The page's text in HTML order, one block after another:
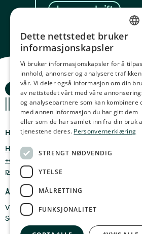
Les oppskrift
Ocean Stories
Hvor finner du oss
Holmen 4b, 9750 Honningsvåg, Norge
+47 47 99 00 95
post@oceanstories.no
Åpningstider
Vintersesong 1. nov - 30. april: Man - søn 10-16
Sommersesong 1. mai - 31. okt: Man - søn 10-
Privacy & Policy
Terms & conditions
NORWEGIAN
GERMAN
FRENCH
SPANISH
FINNISH
Dette nettstedet bruker
informasjonskapsler
Vi bruker informasjonskapsler for å
innhold, annonser og analysere trafikken
vår. Vi deler også informasjon om din
av nettstedet vårt med våre
og analysepartnere som kan kombinere
med annen informasjon du har gitt dem
eller som de har samlet inn fra din bruk
tjenestene deres. Personvernerklæring
STRENGT NØDVENDIG
YTELSE
MÅLRETTING
FUNKSJONALITET